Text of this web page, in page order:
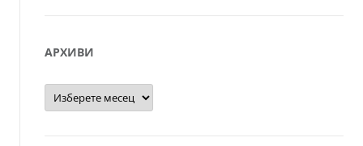
АРХИВИ
Архиви